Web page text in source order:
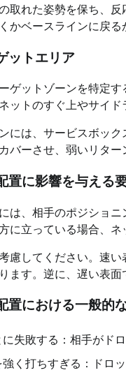
取れた姿勢を保ち、
かベースラインに戻る
ットエリア
ゲットゾーンを特定
ットのすぐ上やサイド
には、サービスボッ
バーさせ、弱いリター
置に影響を与える
は、相手のポジショ
に立っている場合、
慮してください。速
ます。逆に、遅い表
置における一般的
失敗する：相手がド
く打ちすぎる：ドロ